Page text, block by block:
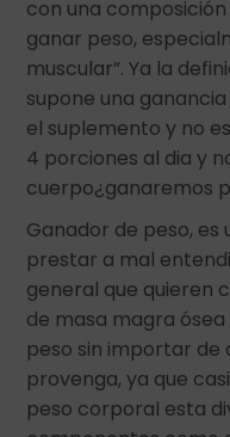
con una
ganar peso,
muscular”. Ya la
supone una
el suplemento y no
4 porciones al dia y
cuerpo¿ganaremos
Ganador de peso,
prestar a mal
general que quieren
de masa magra
peso sin importar
provenga, ya que
peso corporal esta